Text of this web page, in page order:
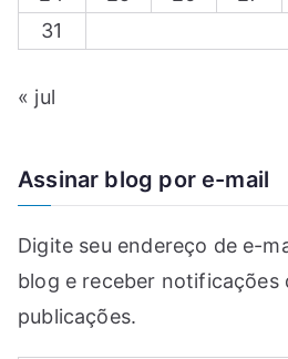
31
« jul
Assinar blog por e-mail
Digite seu endereço de e-
blog e receber notificações
publicações.